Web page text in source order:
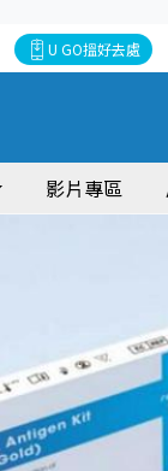
U GO搵好去處
影片專區